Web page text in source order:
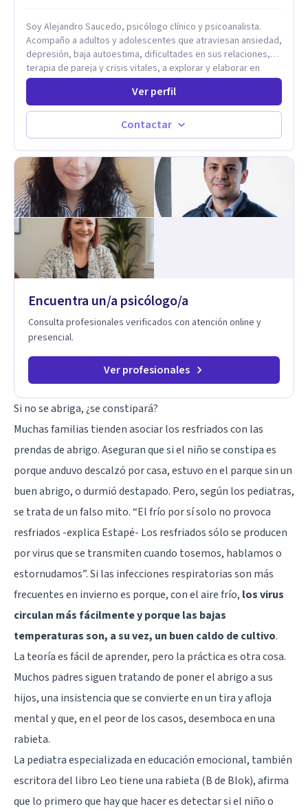
Soy Alejandro Saucedo, psicólogo clínico y psicoanalista.
Acompaño a adultos y adolescentes que atraviesan ansiedad,
depresión, baja autoestima, dificultades en sus relaciones,
terapia de pareja y crisis vitales, a explorar y elaborar en
profundidad los conflictos internos que generan malestar en
autoconocimiento y análisis, es posible acceder a las
historias personales, elaborar las experiencias del pasado y
resignificarlas, liberando su influencia para construir un futuro
crea un espacio de verbalización libre y sin filtros. A través de
esta conversación abierta y del trabajo analítico conjunto, se
exploran las vivencias que aún condicionan el presente, se les
otorga un nuevo sentido y se transforma su impacto
emocional. De esta forma, los pacientes logran mayor
claridad sobre sí mismos, reducen significativamente su
sufrimiento y alcanzan cambios profundos y duraderos en su
vida y relaciones personales.
Ver perfil
Contactar
Encuentra un/a psicólogo/a
Consulta profesionales verificados con atención online y
presencial.
Ver profesionales
Si no se abriga, ¿se constipará?
Muchas familias tienden asociar los resfriados con las
prendas de abrigo. Aseguran que si el niño se constipa es
porque anduvo descalzó por casa, estuvo en el parque sin un
buen abrigo, o durmió destapado. Pero, según los pediatras,
se trata de un falso mito. “El frío por sí solo no provoca
resfriados -explica Estapé- Los resfriados sólo se producen
por virus que se transmiten cuando tosemos, hablamos o
estornudamos”. Si las infecciones respiratorias son más
frecuentes en invierno es porque, con el aire frío, los virus
circulan más fácilmente y porque las bajas
temperaturas son, a su vez, un buen caldo de cultivo.
La teoría es fácil de aprender, pero la práctica es otra cosa.
Muchos padres siguen tratando de poner el abrigo a sus
hijos, una insistencia que se convierte en un tira y afloja
mental y que, en el peor de los casos, desemboca en una
rabieta.
La pediatra especializada en educación emocional, también
escritora del libro Leo tiene una rabieta (B de Blok), afirma
que lo primero que hay que hacer es detectar si el niño o